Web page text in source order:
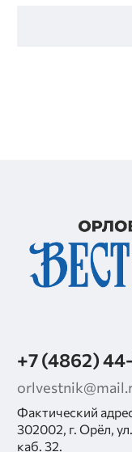
+7 (4862)
Фактический
302002, г. Орёл,
каб. 32.